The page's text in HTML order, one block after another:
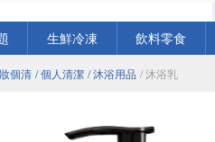
生鮮冷凍 飲料零食
個清 / 個人清潔 / 沐浴用品 / 沐浴乳